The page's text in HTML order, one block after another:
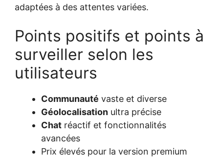
adaptées à des attentes variées.
Points positifs et points à
surveiller selon les
utilisateurs
Communauté vaste et diverse
Géolocalisation ultra précise
Chat réactif et fonctionnalités
avancées
Prix élevés pour la version premium